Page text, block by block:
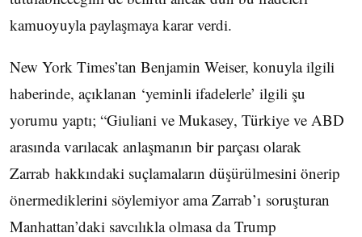
kamuoyuyla paylaşmaya karar verdi.
New York Times’tan Benjamin Weiser, konuyla ilgili
haberinde, açıklanan ‘yeminli ifadelerle’ ilgili şu
yorumu yaptı; “Giuliani ve Mukasey, Türkiye ve ABD
arasında varılacak anlaşmanın bir parçası olarak
Zarrab hakkındaki suçlamaların düşürülmesini önerip
önermediklerini söylemiyor ama Zarrab’ı soruşturan
Manhattan’daki savcılıkla olmasa da Trump